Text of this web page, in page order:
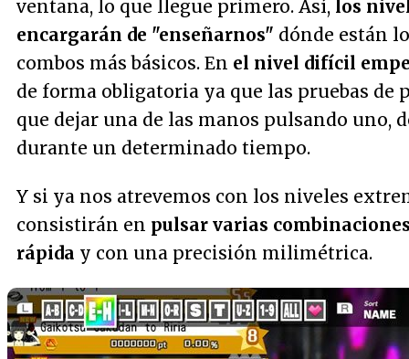
ventana, lo que llegue primero. Así, los
encargarán de "enseñarnos" dónde están
combos más básicos. En el nivel difícil
de forma obligatoria ya que las pruebas
que dejar una de las manos pulsando uno,
durante un determinado tiempo.
Y si ya nos atrevemos con los niveles
consistirán en pulsar varias
rápida y con una precisión milimétrica.